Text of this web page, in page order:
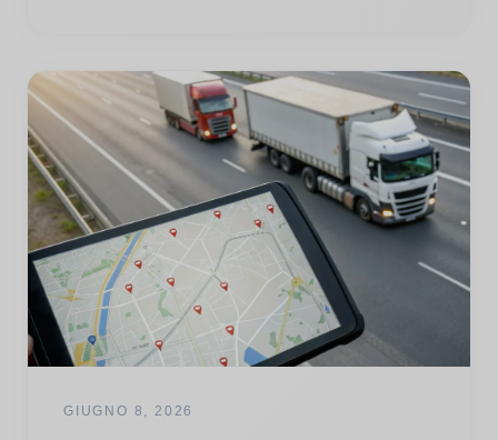
GIUGNO 8, 2026